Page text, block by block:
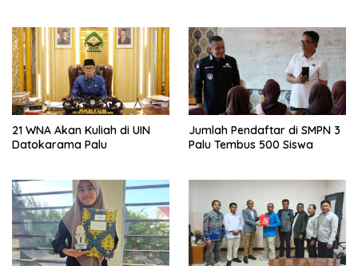
21 WNA Akan Kuliah di UIN
Datokarama Palu
Jumlah Pendaftar di SMPN 3
Palu Tembus 500 Siswa